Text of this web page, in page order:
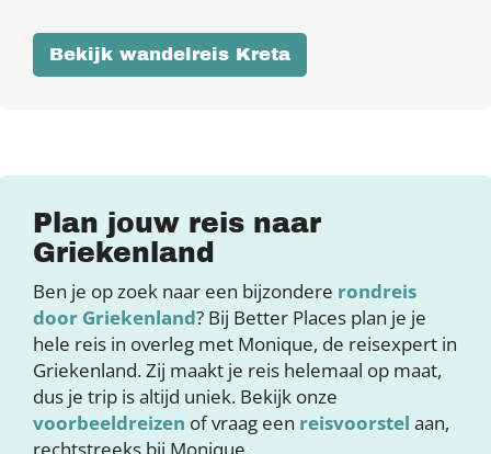
Bekijk wandelreis Kreta
Plan jouw reis naar
Griekenland
Ben je op zoek naar een bijzondere rondreis
door Griekenland? Bij Better Places plan je je
hele reis in overleg met Monique, de reisexpert in
Griekenland. Zij maakt je reis helemaal op maat,
dus je trip is altijd uniek. Bekijk onze
voorbeeldreizen of vraag een reisvoorstel aan,
rechtstreeks bij Monique.